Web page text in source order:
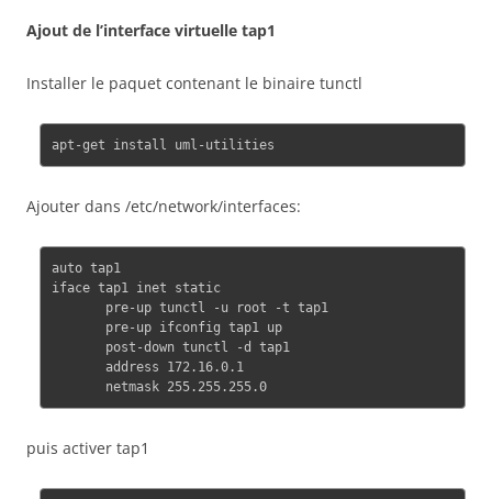
Ajout de l’interface virtuelle tap1
Installer le paquet contenant le binaire tunctl
Ajouter dans /etc/network/interfaces:
auto tap1
iface tap1 inet static
       pre-up tunctl -u root -t tap1
       pre-up ifconfig tap1 up
       post-down tunctl -d tap1
       address 172.16.0.1
puis activer tap1